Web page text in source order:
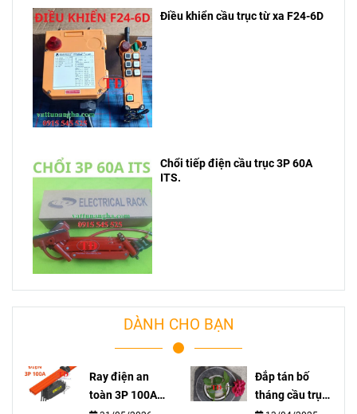
Điều khiển cầu trục từ xa F24-6D
Chổi tiếp điện cầu trục 3P 60A
ITS.
DÀNH CHO BẠN
Ray điện an
toàn 3P 100A
Đắp tán bố
tháng cầu trục